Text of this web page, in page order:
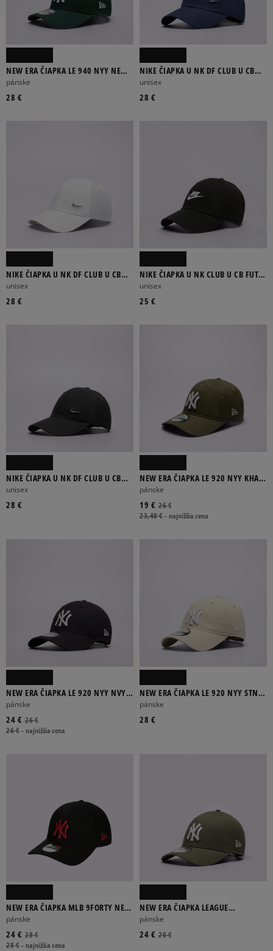
NEW ERA ČIAPKA LE 940 NYY NEW
YORK YANKEES
pánske
28 €
NIKE ČIAPKA U NK DF CLUB U CB
MTSWSH L
unisex
28 €
NIKE ČIAPKA U NK DF CLUB U CB
MTSWSH L
unisex
28 €
NIKE ČIAPKA U NK CLUB U CB FUT
WSH L
unisex
25 €
NIKE ČIAPKA U NK DF CLUB U CB
MTSWSH
unisex
28 €
NEW ERA ČIAPKA LE 920 NYY KHA
NEW YORK YANKEES
pánske
26 €
19 €
23,40 €-najnižšia cena
NEW ERA ČIAPKA LE 920 NYY NVY
NEW YORK YANKEES
pánske
26 €
24 €
26 €-najnižšia cena
NEW ERA ČIAPKA LE 920 NYY STN
NEW YORK YANKEES
pánske
28 €
NEW ERA ČIAPKA MLB 9FORTY NEW
YORK YANKEES NEW YORK YANKEES
pánske
28 €
24 €
28 €-najnižšia cena
NEW ERA ČIAPKA LEAGUE
ESSENTIAL 9FORTY NYY KHAKI NEW
YORK YA
pánske
20 €
24 €